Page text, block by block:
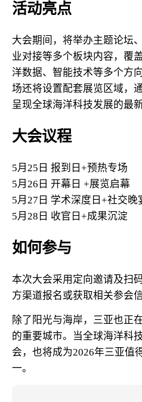
活动亮点
大会期间，将举办主题论坛
业对接等多个板块内容，覆
洋数据、智能技术等多个方
场还将设置配套展览区域，
呈现全球海洋科技发展的最
大会议程
5月25日 报到日+预热专场
5月26日 开幕日 +展览启幕
5月27日 学术深度日+社交晚
5月28日 收官日+成果沉淀
如何参与
本次大会采用定向邀请及扫
方渠道报名或获取相关参会信
除了阳光与海岸，三亚也正
的重要城市。当全球海洋科
会，也将成为2026年三亚值
一。